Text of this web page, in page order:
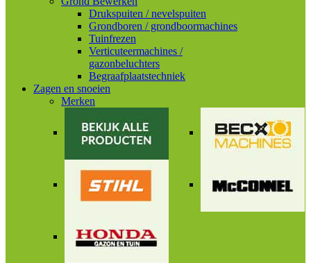
Drukspuiten / nevelspuiten
Grondboren / grondboormachines
Tuinfrezen
Verticuteermachines /
gazonbeluchters
Begraafplaatstechniek
Zagen en snoeien
Merken